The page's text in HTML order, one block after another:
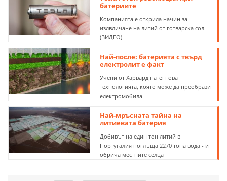
батериите
Компанията е открила начин за
излвличане на литий от готварска сол
(ВИДЕО)
Най-после: батерията с твърд
електролит е факт
Учени от Харвард патентоват
технологията, която може да преобрази
електромобила
Най-мръсната тайна на
литиевата батерия
Добивът на един тон литий в
Португалия поглъща 2270 тона вода - и
обрича местните селца